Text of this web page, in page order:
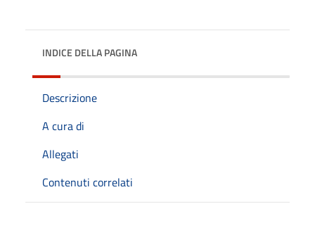
INDICE DELLA PAGINA
Descrizione
A cura di
Allegati
Contenuti correlati